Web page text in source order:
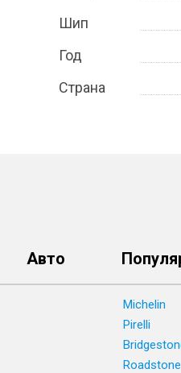
Шип
Год
Страна
Авто
Michelin
Pirelli
Roadstone